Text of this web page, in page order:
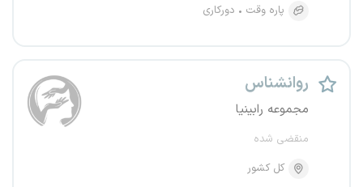
پاره وقت
دورکاری
روانشناس
مجموعه رابینیا
منقضی شده
کل کشور